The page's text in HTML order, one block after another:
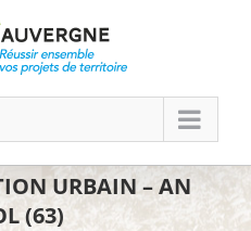
URBAIN – AN
(63)